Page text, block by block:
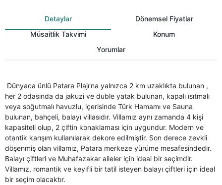
Detaylar
Dönemsel Fiyatlar
Müsaitlik Takvimi
Konum
Yorumlar
Dünyaca ünlü Patara Plajı'na yalnızca 2 km uzaklıkta bulunan ,
her 2 odasında da jakuzi ve duble yatak bulunan, kapalı ısıtmalı
veya soğutmalı havuzlu, içerisinde Türk Hamamı ve Sauna
bulunan, bahçeli, balayı villasıdır. Villamız aynı zamanda 4 kişi
kapasiteli olup, 2 çiftin konaklaması için uygundur. Modern ve
otantik karışım kullanılarak dekore edilmiştir. Son derece zevkli
döşenmiş olan villamız, Patara merkeze yürüme mesafesindedir.
Balayı çiftleri ve Muhafazakar aileler için ideal bir seçimdir.
Villamız, romantik ve keyifli bir tatil isteyen balayı çiftleri için ideal
bir seçim olacaktır.